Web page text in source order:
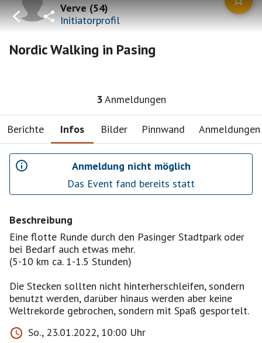
Verve(54)
Initiatorprofil
Nordic Walking in Pasing
3Anmeldungen
Berichte Infos Bilder Pinnwand Anmeldungen
Anmeldung nicht möglich
Das Event fand bereits statt
Beschreibung
Eine flotte Runde durch den Pasinger Stadtpark oder
bei Bedarf auch etwas mehr.
(5-10 km ca. 1-1.5 Stunden)
Die Stecken sollten nicht hinterherschleifen, sondern
benutzt werden, darüber hinaus werden aber keine
Weltrekorde gebrochen, sondern mit Spaß gesportelt.
So., 23.01.2022, 10:00 Uhr